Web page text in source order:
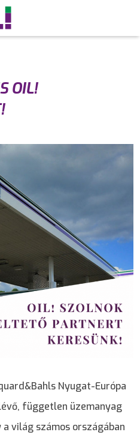
OIL!
Nyugat-Európa
független üzemanyag
világ számos országában